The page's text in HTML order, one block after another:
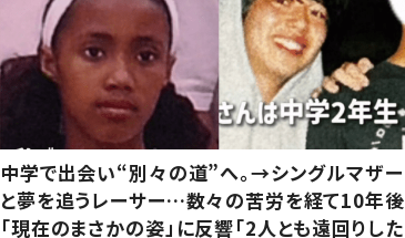
中学で出会い“別々の道”へ。→シングルマザー
と夢を追うレーサー…数々の苦労を経て10年後
「現在のまさかの姿」に反響「2人とも遠回りした